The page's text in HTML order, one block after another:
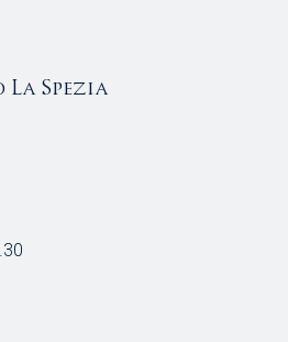
Spezia